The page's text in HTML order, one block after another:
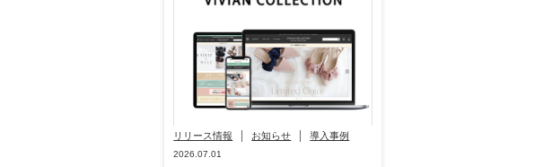
リリース情報 お知らせ 導入事例
2026.07.01